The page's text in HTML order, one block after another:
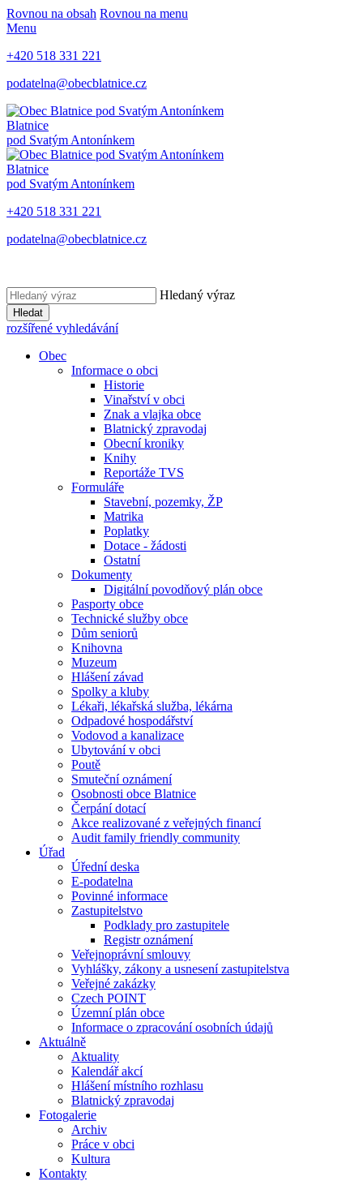
Rovnou na obsah Rovnou na menu
Menu
+420 518 331 221
podatelna@obecblatnice.cz
Blatnice
pod Svatým Antonínkem
Blatnice
pod Svatým Antonínkem
+420 518 331 221
podatelna@obecblatnice.cz
Hledaný výraz
Hledat
rozšířené vyhledávání
Obec
Informace o obci
Historie
Vinařství v obci
Znak a vlajka obce
Blatnický zpravodaj
Obecní kroniky
Knihy
Reportáže TVS
Formuláře
Stavební, pozemky, ŽP
Matrika
Poplatky
Dotace - žádosti
Ostatní
Dokumenty
Digitální povodňový plán obce
Pasporty obce
Technické služby obce
Dům seniorů
Knihovna
Muzeum
Hlášení závad
Spolky a kluby
Lékaři, lékařská služba, lékárna
Odpadové hospodářství
Vodovod a kanalizace
Ubytování v obci
Poutě
Smuteční oznámení
Osobnosti obce Blatnice
Čerpání dotací
Akce realizované z veřejných financí
Audit family friendly community
Úřad
Úřední deska
E-podatelna
Povinné informace
Zastupitelstvo
Podklady pro zastupitele
Registr oznámení
Veřejnoprávní smlouvy
Vyhlášky, zákony a usnesení zastupitelstva
Veřejné zakázky
Czech POINT
Územní plán obce
Informace o zpracování osobních údajů
Aktuálně
Aktuality
Kalendář akcí
Hlášení místního rozhlasu
Blatnický zpravodaj
Fotogalerie
Archiv
Práce v obci
Kultura
Kontakty